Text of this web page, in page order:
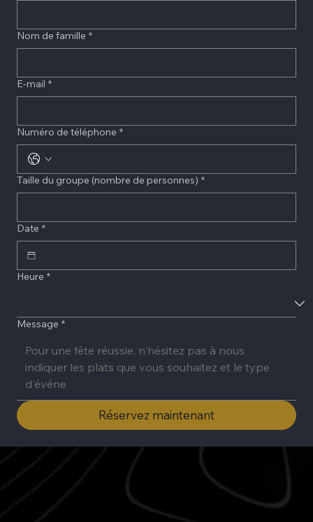
Nom de famille *
E-mail *
Numéro de téléphone *
Taille du groupe (nombre de personnes) *
Date *
Heure *
Message *
Réservez maintenant